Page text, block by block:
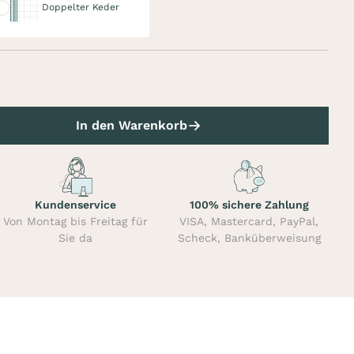
Doppelter Keder
In den Warenkorb
Kundenservice
Von Montag bis Freitag für
Sie da
100% sichere Zahlung
VISA, Mastercard, PayPal,
Scheck, Banküberweisung